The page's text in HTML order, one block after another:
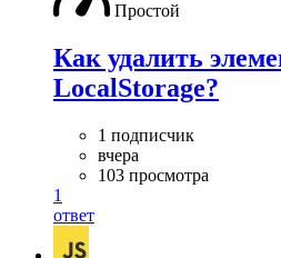
Простой
Как удалить
LocalStorage?
1 подписчик
вчера
103 просмотра
1
ответ